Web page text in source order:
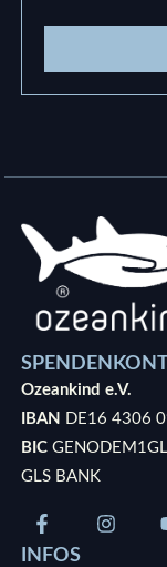
Ozeankind e.V.
IBAN
DE16 4306
BIC
GLS BANK
INFOS